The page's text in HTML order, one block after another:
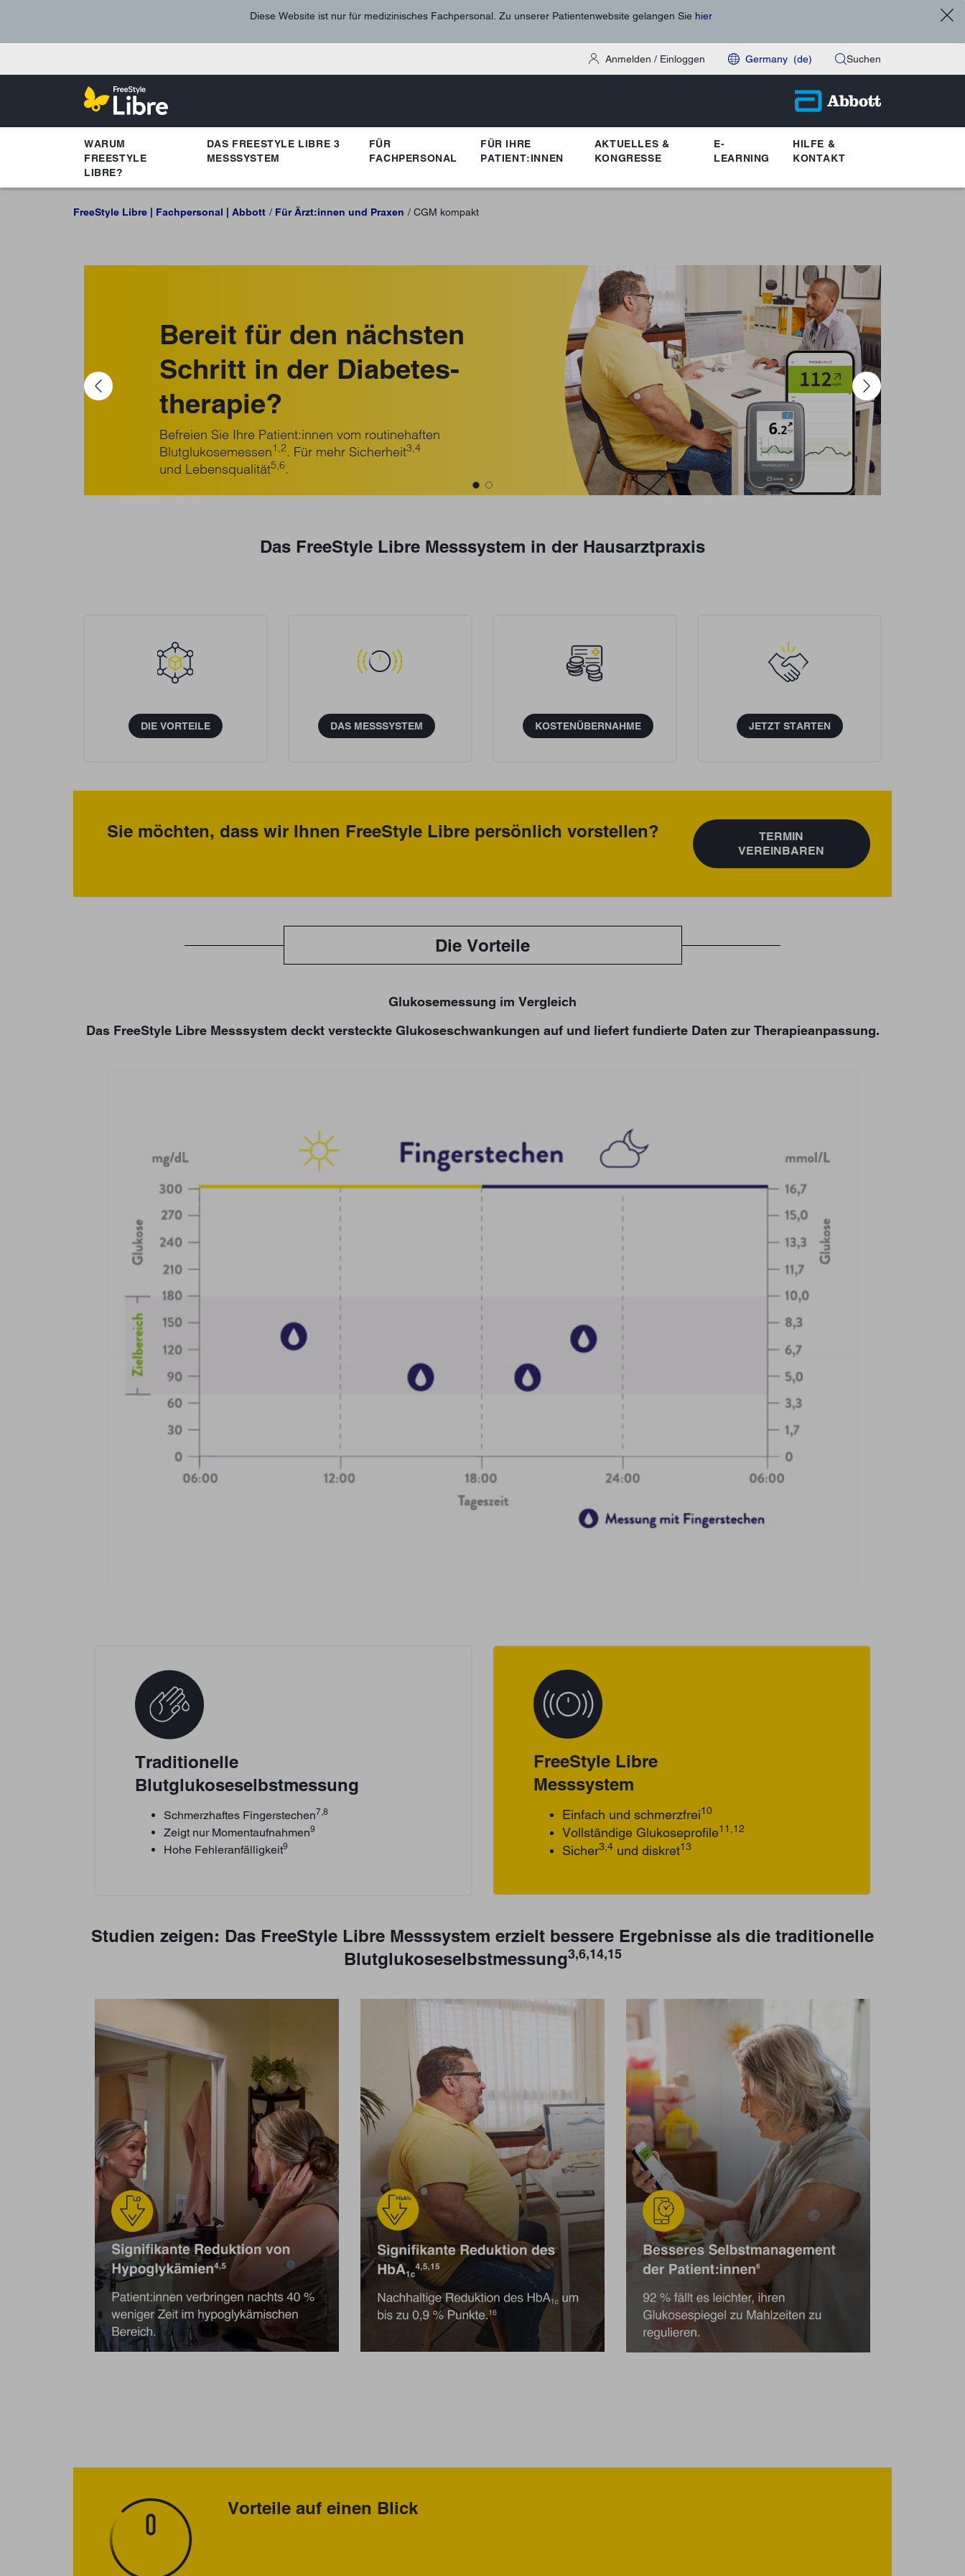
Diese Website ist nur für medizinisches Fachpersonal. Zu unserer Patientenwebsite gelangen Sie hier
Anmelden / Einloggen Germany (de) Suchen
WARUM
FREESTYLE
LIBRE?
DAS FREESTYLE LIBRE 3
MESSSYSTEM
FÜR
FACHPERSONAL
FÜR IHRE
PATIENT:INNEN
AKTUELLES &
KONGRESSE
E-
LEARNING
HILFE &
KONTAKT
FreeStyle Libre | Fachpersonal | Abbott Für Ärzt:innen und Praxen CGM kompakt
Previous
Bereit für den nächsten
Schritt in der Diabetes-
therapie?
Befreien Sie Ihre Patient:innen vom routinehaften
Blutglukosemessen1,2. Für mehr Sicherheit3,4
und Lebensqualität5,6.
Next
Das FreeStyle Libre Messsystem in der Hausarztpraxis
DIE VORTEILE DAS MESSSYSTEM KOSTENÜBERNAHME JETZT STARTEN
Sie möchten, dass wir Ihnen FreeStyle Libre persönlich vorstellen?
TERMIN
VEREINBAREN
Die Vorteile
Glukosemessung im Vergleich
Das FreeStyle Libre Messsystem deckt versteckte Glukoseschwankungen auf und liefert fundierte Daten zur Therapieanpassung.
Traditionelle
Blutglukoseselbstmessung
Schmerzhaftes Fingerstechen7,8
Zeigt nur Momentaufnahmen9
Hohe Fehleranfälligkeit9
FreeStyle Libre
Messsystem
Einfach und schmerzfrei10
Vollständige Glukoseprofile11,12
Sicher3,4 und diskret13
Studien zeigen: Das FreeStyle Libre Messsystem erzielt bessere Ergebnisse als die traditionelle
Blutglukoseselbstmessung3,6,14,15
Vorteile auf einen Blick